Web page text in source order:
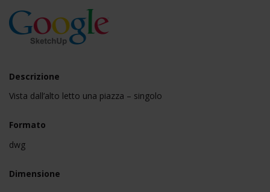
Descrizione
Vista dall’alto letto una piazza – singolo
Formato
dwg
Dimensione